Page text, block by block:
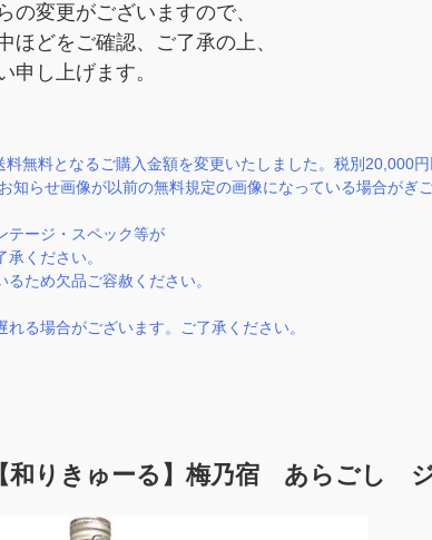
の変更がございますので、
ほどをご確認、ご了承の上、
申し上げます。
料無料となるご購入金額を変更いたしました。税別20,000
知らせ画像が以前の無料規定の画像になっている場合が
テージ・スペック等が
ください。
ため欠品ご容赦ください。
る場合がございます。ご了承ください。
【和りきゅーる】梅乃宿 あらごし